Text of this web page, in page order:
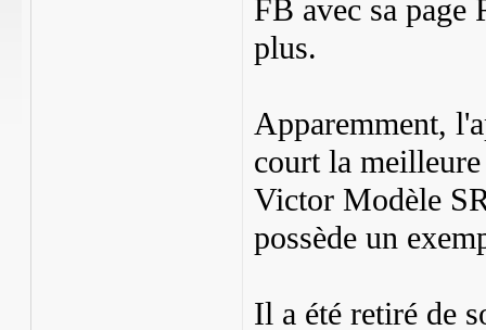
FB avec sa page
plus.
Apparemment,
court la
Victor Modèle
possède un
Il a été retiré de